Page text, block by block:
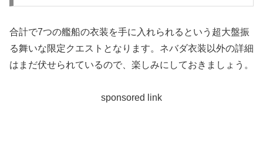
合計で7つの艦船の衣装を手に入れられるという超大盤振
る舞いな限定クエストとなります。ネバダ衣装以外の詳細
はまだ伏せられているので、楽しみにしておきましょう。
sponsored link